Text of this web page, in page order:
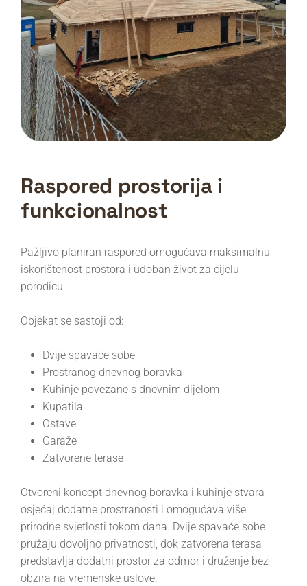
Raspored prostorija i
funkcionalnost
Pažljivo planiran raspored omogućava maksimalnu
iskorištenost prostora i udoban život za cijelu
porodicu.
Objekat se sastoji od:
Dvije spavaće sobe
Prostranog dnevnog boravka
Kuhinje povezane s dnevnim dijelom
Kupatila
Ostave
Garaže
Zatvorene terase
Otvoreni koncept dnevnog boravka i kuhinje stvara
osjećaj dodatne prostranosti i omogućava više
prirodne svjetlosti tokom dana. Dvije spavaće sobe
pružaju dovoljno privatnosti, dok zatvorena terasa
predstavlja dodatni prostor za odmor i druženje bez
obzira na vremenske uslove.